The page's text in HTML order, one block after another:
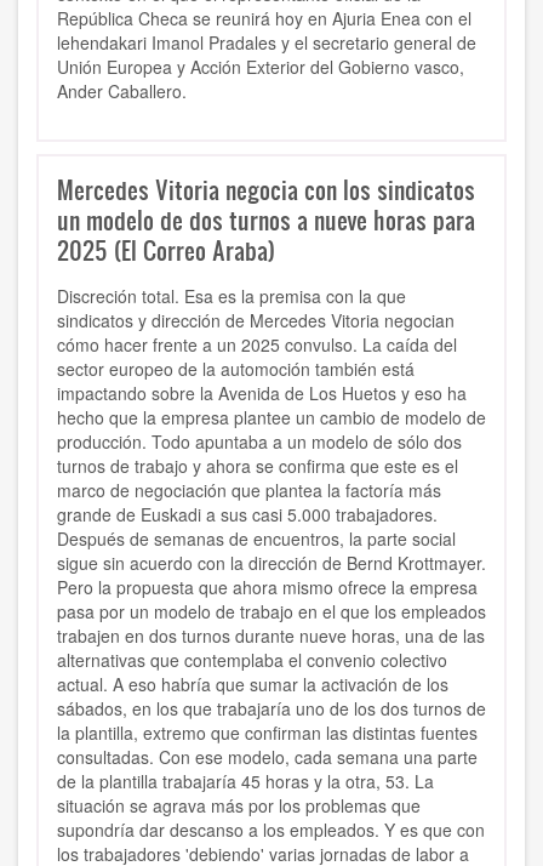
República Checa se reunirá hoy en Ajuria Enea con el
lehendakari Imanol Pradales y el secretario general de
Unión Europea y Acción Exterior del Gobierno vasco,
Ander Caballero.
Mercedes Vitoria negocia con los sindicatos
un modelo de dos turnos a nueve horas para
2025 (El Correo Araba)
Discreción total. Esa es la premisa con la que
sindicatos y dirección de Mercedes Vitoria negocian
cómo hacer frente a un 2025 convulso. La caída del
sector europeo de la automoción también está
impactando sobre la Avenida de Los Huetos y eso ha
hecho que la empresa plantee un cambio de modelo de
producción. Todo apuntaba a un modelo de sólo dos
turnos de trabajo y ahora se confirma que este es el
marco de negociación que plantea la factoría más
grande de Euskadi a sus casi 5.000 trabajadores.
Después de semanas de encuentros, la parte social
sigue sin acuerdo con la dirección de Bernd Krottmayer.
Pero la propuesta que ahora mismo ofrece la empresa
pasa por un modelo de trabajo en el que los empleados
trabajen en dos turnos durante nueve horas, una de las
alternativas que contemplaba el convenio colectivo
actual. A eso habría que sumar la activación de los
sábados, en los que trabajaría uno de los dos turnos de
la plantilla, extremo que confirman las distintas fuentes
consultadas. Con ese modelo, cada semana una parte
de la plantilla trabajaría 45 horas y la otra, 53. La
situación se agrava más por los problemas que
supondría dar descanso a los empleados. Y es que con
los trabajadores 'debiendo' varias jornadas de labor a